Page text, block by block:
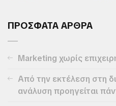
ΠΡΟΣΦΑΤΑ ΑΡΘΡΑ
Marketing χωρίς
Από την εκτέλεση στη
ανάλυση προηγείται